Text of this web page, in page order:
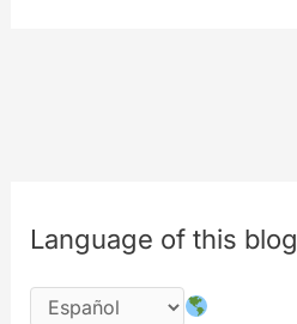
Language of this blog